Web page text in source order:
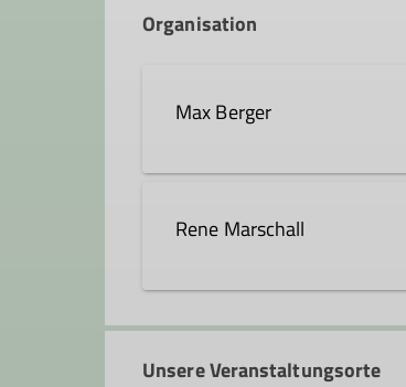
Organisation
Max Berger
Qualifikationen
Rene Marschall
Unsere Veranstaltungsorte